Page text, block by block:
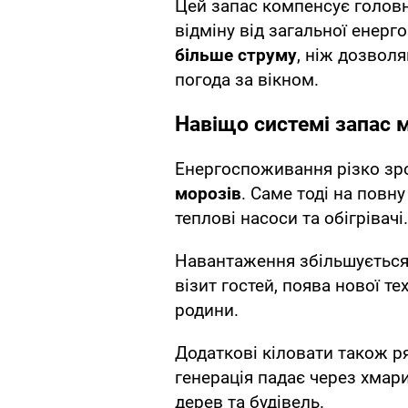
Цей запас компенсує
відміну від загальної
більше струму, ніж
погода за вікном.
Навіщо системі запас
Енергоспоживання різко
морозів. Саме тоді на
теплові насоси та обігрівачі.
Навантаження
візит гостей, поява нової
родини.
Додаткові кіловати також
генерація падає через
дерев та будівель.